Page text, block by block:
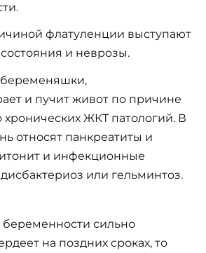
флатуленции выступают
и неврозы.
и пучит живот по причине
хронических ЖКТ патологий. В
относят панкреатиты и
и инфекционные
или гельминтоз.
сильно
на поздних сроках, то